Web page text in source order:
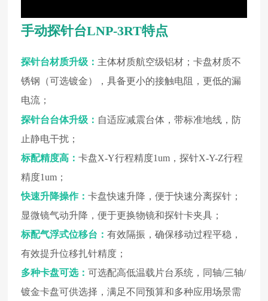
手动探针台LNP-3RT特点
探针台材质升级： 主体材质航空级铝材；卡盘材质不
锈钢（可选镀金），具备更小的接触电阻，更低的漏
电流；
探针台台体升级： 自适应减震台体，带标准地线，防
止静电干扰；
标配精度高： 卡盘X-Y行程精度1um，探针X-Y-Z行程
精度1um；
快速升降操作： 卡盘快速升降，便于快速分离探针；
显微镜气动升降，便于更换物镜和探针卡夹具；
标配气浮式位移台： 有效隔振，确保移动过程平稳，
有效提升位移扎针精度；‌
多种卡盘可选： 可选配高低温载片台系统，同轴/三轴/
镀金卡盘可供选择，满足不同预算和多种应用场景需